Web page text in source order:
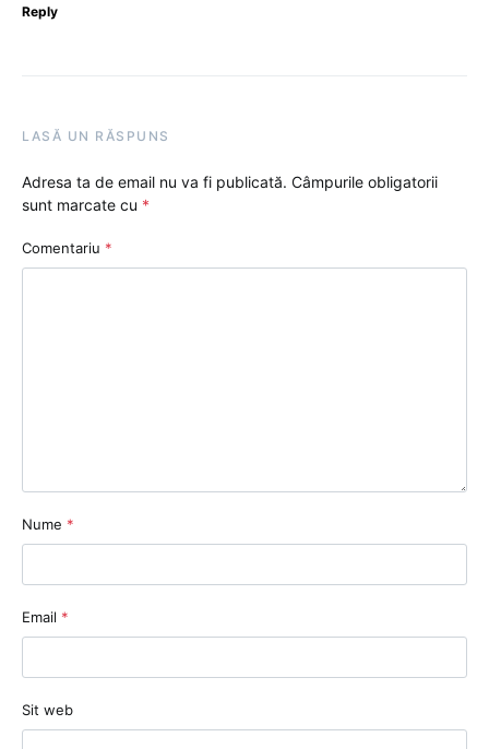
Reply
LASĂ UN RĂSPUNS
Adresa ta de email nu va fi publicată. Câmpurile obligatorii
sunt marcate cu *
Comentariu *
Nume *
Email *
Sit web